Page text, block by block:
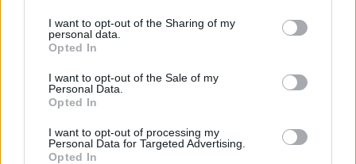
I want to opt-out of the Sharing of my
personal data.
Opted In
I want to opt-out of the Sale of my
Personal Data.
Opted In
I want to opt-out of processing my
Personal Data for Targeted Advertising.
Opted In